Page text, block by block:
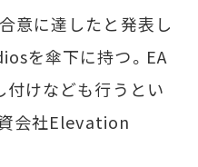
意に達したと発表し
を傘下に持つ。EA
付けなども行うとい
会社Elevation